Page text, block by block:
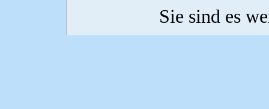
Sie sind es